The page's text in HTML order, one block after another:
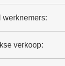
werknemers:
verkoop: